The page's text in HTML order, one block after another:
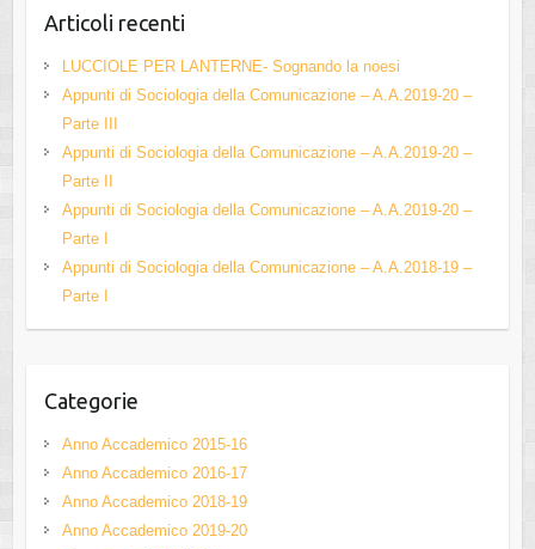
e
b
o
o
k
er
u
b
e
h
a
n
Articoli recenti
LUCCIOLE PER LANTERNE- Sognando la noesi
Appunti di Sociologia della Comunicazione – A.A.2019-20 –
Parte III
Appunti di Sociologia della Comunicazione – A.A.2019-20 –
Parte II
Appunti di Sociologia della Comunicazione – A.A.2019-20 –
Parte I
Appunti di Sociologia della Comunicazione – A.A.2018-19 –
Parte I
Categorie
Anno Accademico 2015-16
Anno Accademico 2016-17
Anno Accademico 2018-19
Anno Accademico 2019-20